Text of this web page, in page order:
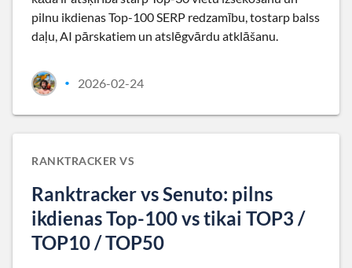
pilnu ikdienas Top-100 SERP redzamību, tostarp balss
daļu, AI pārskatiem un atslēgvārdu atklāšanu.
• 2026-02-24
RANKTRACKER VS
Ranktracker vs Senuto: pilns
ikdienas Top-100 vs tikai TOP3 /
TOP10 / TOP50